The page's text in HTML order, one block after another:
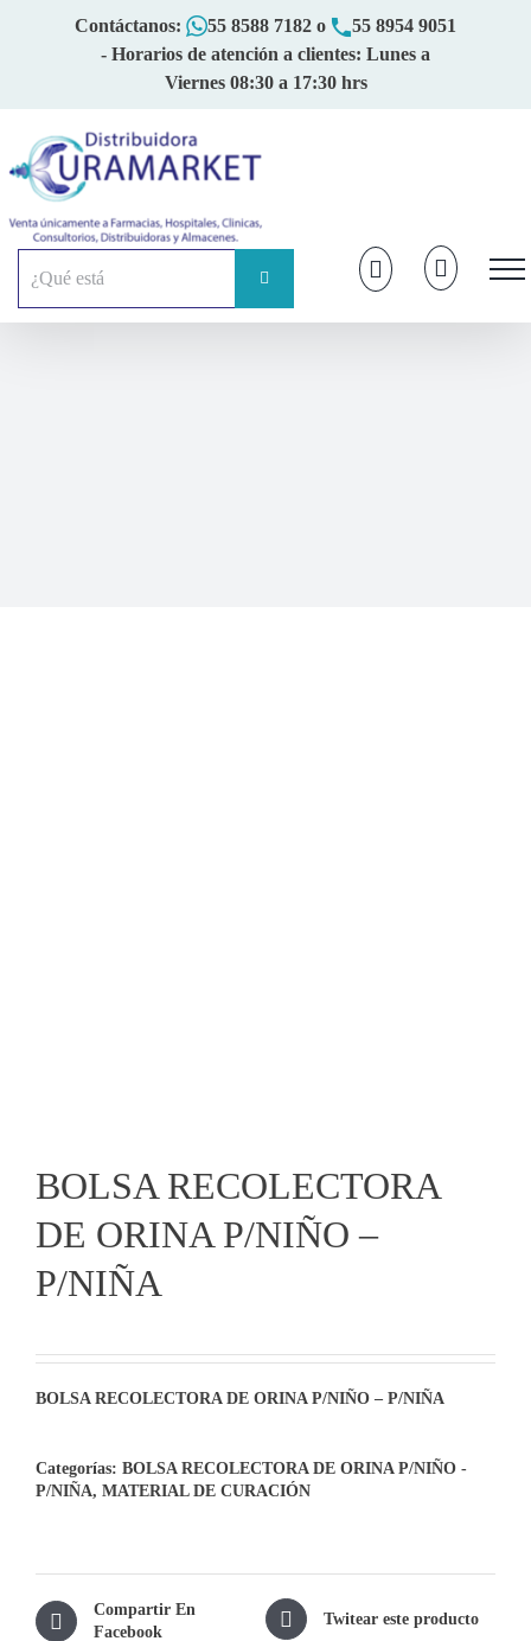
Contáctanos: 55 8588 7182 o
55 8954 9051
- Horarios de atención a clientes: Lunes a
Viernes 08:30 a 17:30 hrs
BOLSA RECOLECTORA
DE ORINA P/NIÑO –
P/NIÑA
BOLSA RECOLECTORA DE ORINA P/NIÑO – P/NIÑA
Categorías: BOLSA RECOLECTORA DE ORINA P/NIÑO -
P/NIÑA, MATERIAL DE CURACIÓN
Compartir En
Facebook
Twitear este producto